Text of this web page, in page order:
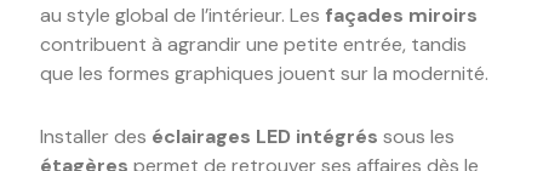
au style global de l’intérieur. Les façades miroirs
contribuent à agrandir une petite entrée, tandis
que les formes graphiques jouent sur la modernité.
Installer des éclairages LED intégrés sous les
étagères permet de retrouver ses affaires dès le